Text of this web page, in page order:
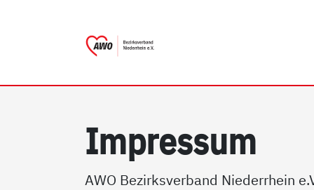
Im­pres­sum
AWO Bezirksverband Niederrhein